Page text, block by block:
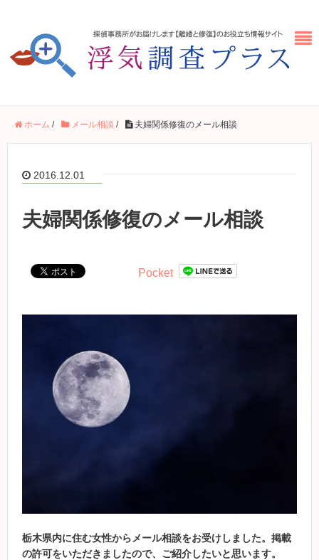
ホーム / メール相談 / 夫婦関係修復のメール相談
2016.12.01
夫婦関係修復のメール相談
Pocket
栃木県内に住む女性からメール相談をお受けしました。掲載
の許可をいただきましたので、ご紹介したいと思います。